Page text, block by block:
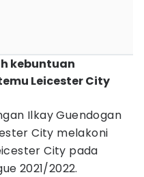
kebuntuan
Leicester City
Ilkay Guendogan
City melakoni
City pada
2021/2022.